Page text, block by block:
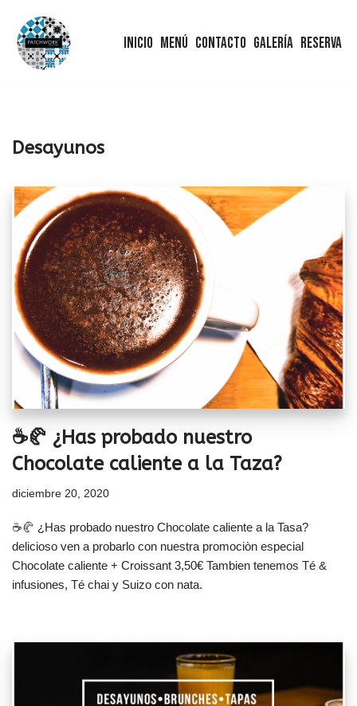
Saltar
Inicio Menú Contacto Galería Reserva
Desayunos
☕🥐 ¿Has probado nuestro
Chocolate caliente a la Taza?
diciembre 20, 2020
☕🥐 ¿Has probado nuestro Chocolate caliente a la Tasa?
delicioso ven a probarlo con nuestra promociòn especial
Chocolate caliente + Croissant 3,50€ Tambien tenemos Té &
infusiones, Té chai y Suizo con nata.